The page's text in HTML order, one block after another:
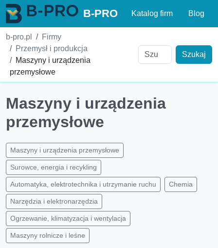
B-PRO Katalog firm Blog
b-pro.pl
Firmy
Przemysł i produkcja
Maszyny i urządzenia
przemysłowe
Szukaj
Maszyny i urządzenia
przemysłowe
Maszyny i urządzenia przemysłowe
Surowce, energia i recykling
Automatyka, elektrotechnika i utrzymanie ruchu Chemia
Narzędzia i elektronarzędzia
Ogrzewanie, klimatyzacja i wentylacja
Maszyny rolnicze i leśne